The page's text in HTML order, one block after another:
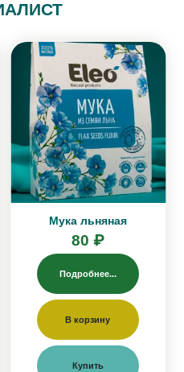
Мука льняная
80 ₽
Подробнее...
В корзину
Купить